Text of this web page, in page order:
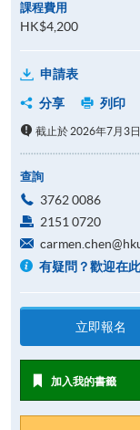
課程費用
HK$4,200
申請表
分享
列印
截止於 2026年7月3
查詢
3762 0086
2151 0720
有疑問？歡迎在
立即報名
加入我的書籤